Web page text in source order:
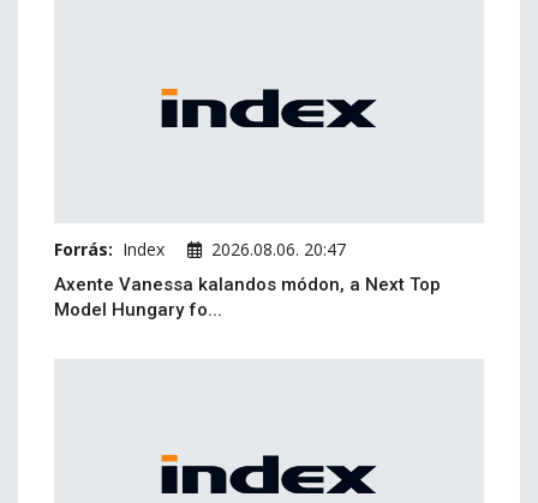
Forrás: Index 2026.08.06. 20:47
Axente Vanessa kalandos módon, a Next Top
Model Hungary fo...